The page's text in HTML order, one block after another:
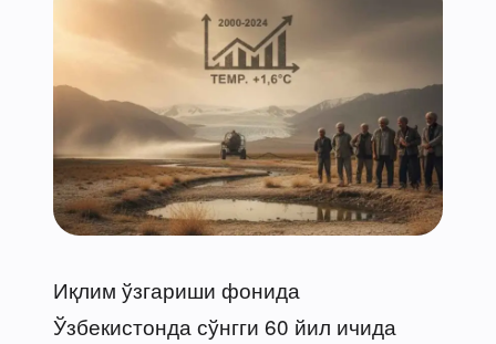
Иқлим ўзгариши фонида
Ўзбекистонда сўнгги 60 йил ичида